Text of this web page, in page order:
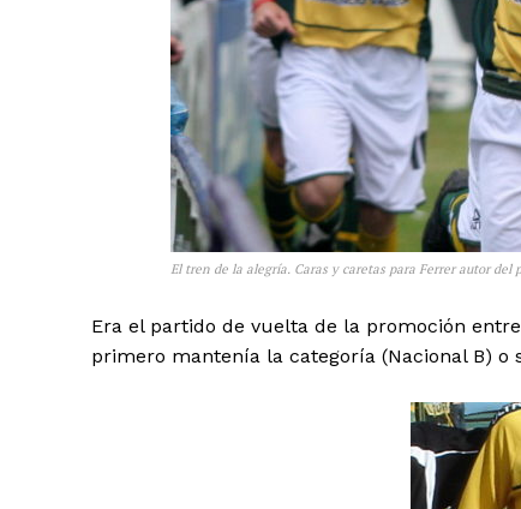
El tren de la alegría. Caras y caretas para Ferrer autor del
Era el partido de vuelta de la promoción
primero mantenía la categoría (Nacional B) o